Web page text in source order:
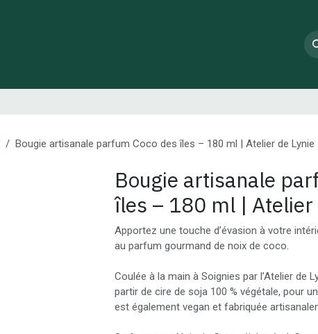
Bougie artisanale parfum Coco des îles – 180 ml | Atelier de Lynie
Bougie artisanale
îles – 180 ml | Atelier
Apportez une touche d’évasion à votre
au parfum gourmand de noix de coco.
Coulée à la main à Soignies par l’Atelier de
partir de cire de soja 100 % végétale, pour
est également vegan et fabriquée